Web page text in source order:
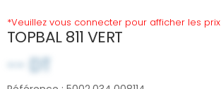
*Veuillez vous connecter pour afficher les prix
TOPBAL 811 VERT
-- DT